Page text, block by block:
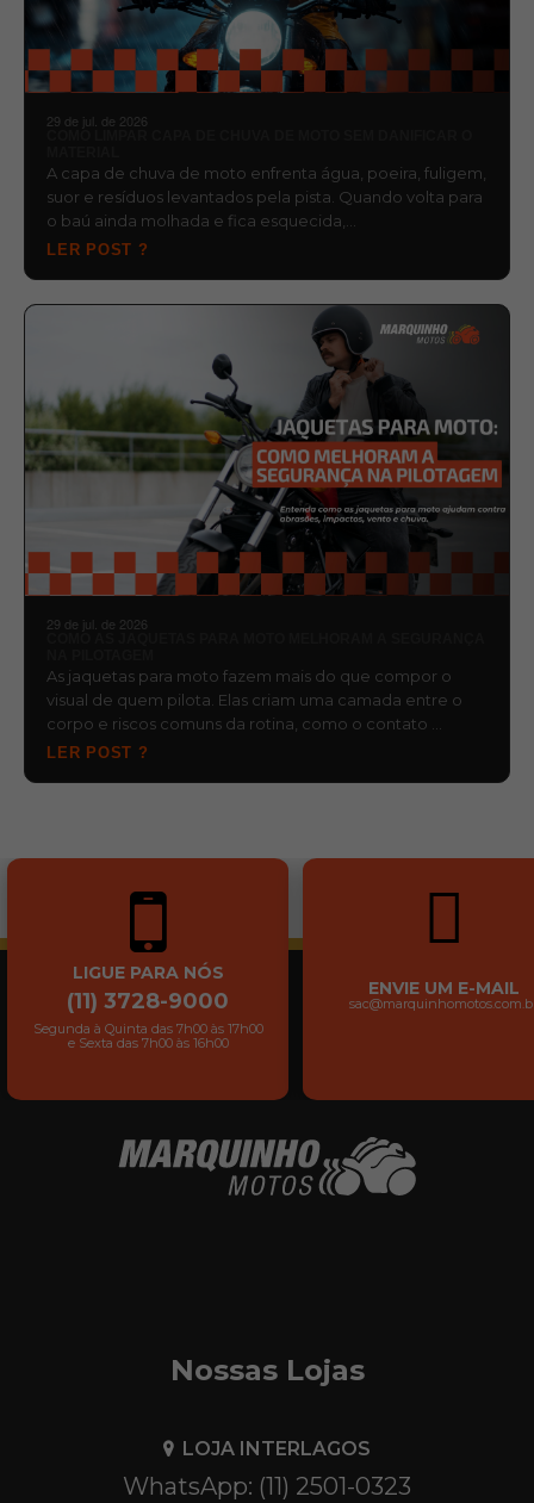
29 de jul. de 2026
A capa de chuva de moto enfrenta água, poeira, fuligem,
suor e resíduos levantados pela pista. Quando volta para
o baú ainda molhada e fica esquecida,…
LER POST ?
29 de jul. de 2026
As jaquetas para moto fazem mais do que compor o
visual de quem pilota. Elas criam uma camada entre o
corpo e riscos comuns da rotina, como o contato …
LER POST ?
LIGUE PARA NÓS
(11) 3728-9000
Segunda à Quinta das 7h00 às 17h00
e Sexta das 7h00 às 16h00
ENVIE UM E-MAIL
Nossas Lojas
LOJA INTERLAGOS
WhatsApp: (11) 2501-0323